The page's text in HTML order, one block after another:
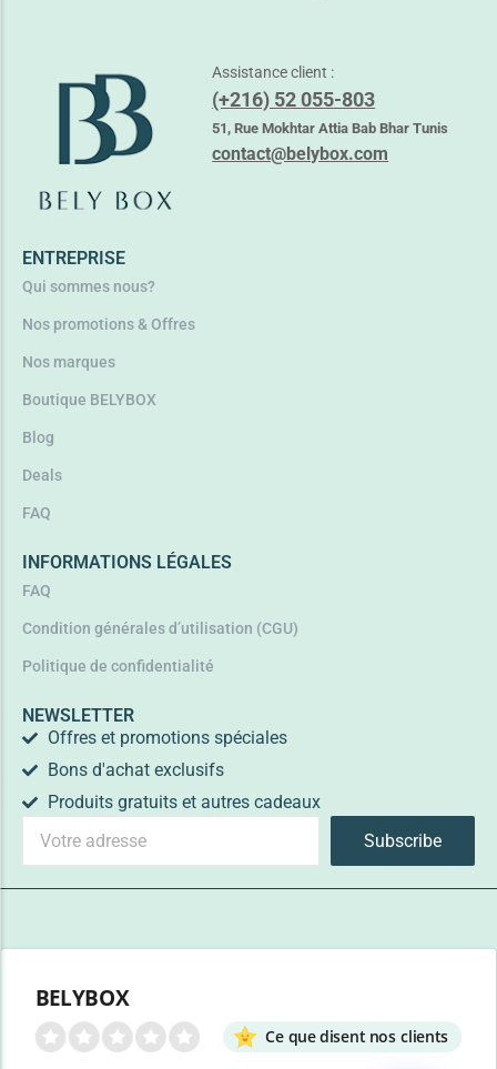
ADERMA PHYS-AC GLOBAL – CREME ANTI IMPERFECTIONS
44,350TND
Lire la suite
Assistance client :
(+216) 52 055-803
51, Rue Mokhtar Attia Bab Bhar Tunis
contact@belybox.com
ENTREPRISE
Qui sommes nous?
Nos promotions & Offres
Nos marques
Boutique BELYBOX
Blog
Deals
FAQ
INFORMATIONS LÉGALES
FAQ
Condition générales d’utilisation (CGU)
Politique de confidentialité
NEWSLETTER
Offres et promotions spéciales
Bons d'achat exclusifs
Produits gratuits et autres cadeaux
Subscribe
BELYBOX
Ce que disent nos clients